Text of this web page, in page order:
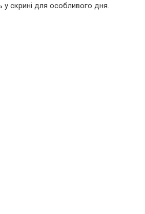
скрині для особливого дня.